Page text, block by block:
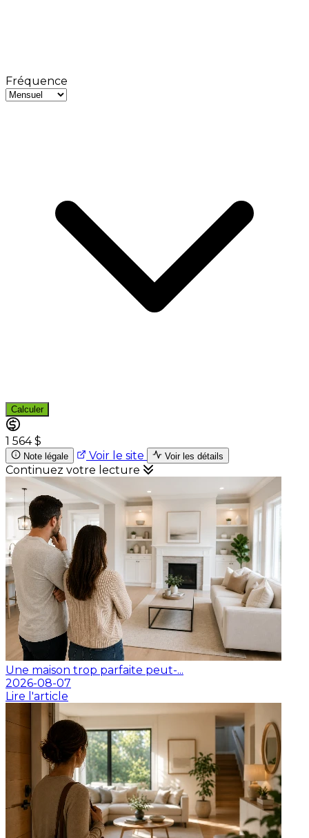
Fréquence
Calculer
1 564 $
Note légale Voir le site Voir les détails
Continuez votre lecture
Une maison trop parfaite peut-...
2026-08-07
Lire l'article